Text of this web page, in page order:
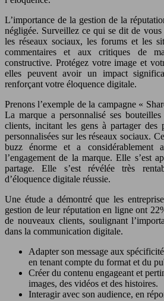
L’importance de la gestion de la
négligée. Surveillez ce qui se dit de
les réseaux sociaux, les forums et les
commentaires et aux critiques de
constructive. Protégez votre image et
elles peuvent avoir un impact
renforçant votre éloquence digitale.
Prenons l’exemple de la campagne «
La marque a personnalisé ses
clients, incitant les gens à partager des
personnalisées sur les réseaux sociaux.
buzz énorme et a considérablement
l’engagement de la marque. Elle s’est
partage. Elle s’est révélée très
d’éloquence digitale réussie.
Une étude a démontré que les
gestion de leur réputation en ligne ont
de nouveaux clients, soulignant
dans la communication digitale.
Adapter son message aux
en tenant compte du format et du
Créer du contenu engageant et
images, des vidéos et des histoires.
Interagir avec son audience, en